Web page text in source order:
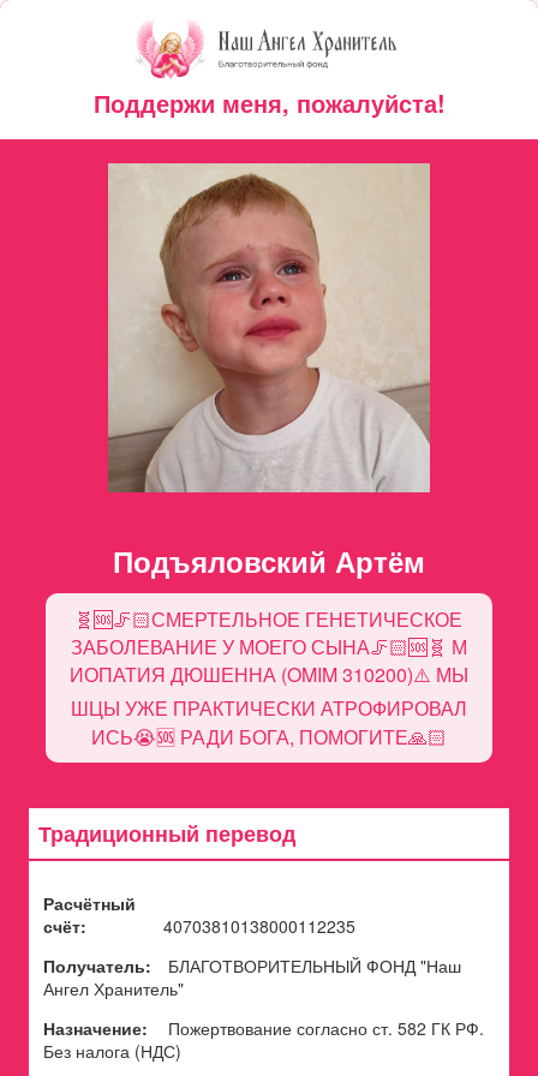
Поддержи меня, пожалуйста!
Подъяловский Артём
🧬🆘🦵🏻СМЕРТЕЛЬНОЕ ГЕНЕТИЧЕСКОЕ
ЗАБОЛЕВАНИЕ У МОЕГО СЫНА🦵🏻🆘🧬 М
ИОПАТИЯ ДЮШЕННА (OMIM 310200)⚠️ МЫ
ШЦЫ УЖЕ ПРАКТИЧЕСКИ АТРОФИРОВАЛ
ИСЬ😭🆘 РАДИ БОГА, ПОМОГИТЕ🙏🏻
Традиционный перевод
Расчётный
счёт:
40703810138000112235
Получатель:
БЛАГОТВОРИТЕЛЬНЫЙ ФОНД "Наш
Ангел Хранитель"
Назначение:
Пожертвование согласно ст. 582 ГК РФ.
Без налога (НДС)